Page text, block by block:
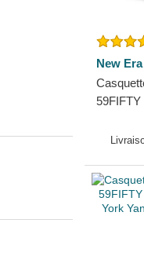
New Era
59FIFTY